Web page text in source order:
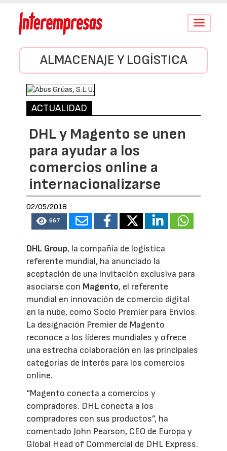
Conmutar
ALMACENAJE Y LOGÍSTICA
ACTUALIDAD
DHL y Magento se unen
para ayudar a los
comercios online a
internacionalizarse
02/05/2018
667
DHL Group, la compañía de logística
referente mundial, ha anunciado la
aceptación de una invitación exclusiva para
asociarse con Magento, el referente
mundial en innovación de comercio digital
en la nube, como Socio Premier para Envíos.
La designación Premier de Magento
reconoce a los líderes mundiales y ofrece
una estrecha colaboración en las principales
categorías de interés para los comercios
online.
“Magento conecta a comercios y
compradores. DHL conecta a los
compradores con sus productos”, ha
comentado John Pearson, CEO de Europa y
Global Head of Commercial de DHL Express.